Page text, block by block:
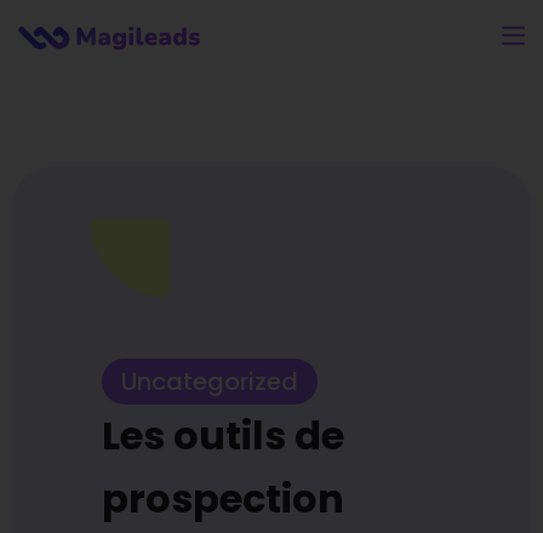
Uncategorized
Les outils de
prospection